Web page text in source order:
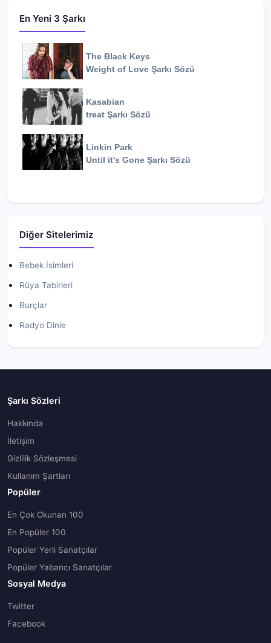
En Yeni 3 Şarkı
The Black Keys
Weight of Love Şarkı Sözü
Kasabian
treat Şarkı Sözü
Linkin Park
Until it's Gone Şarkı Sözü
Diğer Sitelerimiz
Bebek İsimleri
Rüya Tabirleri
Burçlar
Radyo Dinle
Şarkı Sözleri
Hakkında
İletişim
Gizlilik Sözleşmesi
Kullanım Şartları
Popüler
En Çok Okunan 100
En Popüler 100
Popüler Yerli Sanatçılar
Popüler Yabancı Sanatçılar
Sosyal Medya
Twitter
Facebook